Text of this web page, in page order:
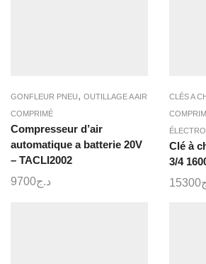
GONFLEUR PNEU, OUTILLAGE A AIR
COMPRIMÉ
Compresseur d’air
automatique a batterie 20V
– TACLI2002
د.ج9700
CLÉS A
Clé à
3/4
15300